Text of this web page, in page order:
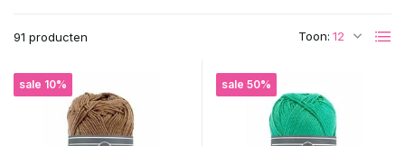
91 producten Toon:
sale 10% sale 50%